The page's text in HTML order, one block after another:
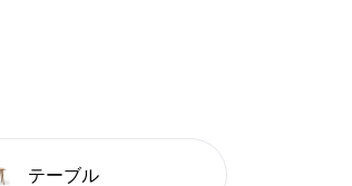
テーブル